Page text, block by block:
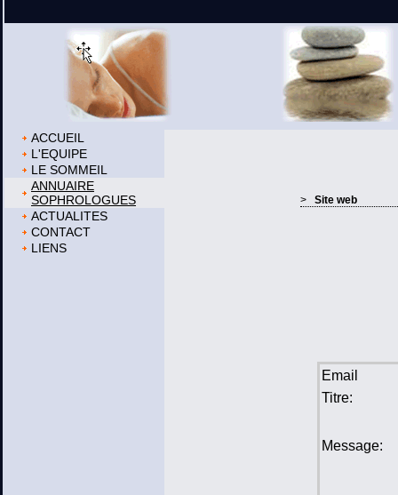
ACCUEIL
L'EQUIPE
LE SOMMEIL
ANNUAIRE
SOPHROLOGUES
ACTUALITES
CONTACT
LIENS
> Site web
Email
Titre:
Message: